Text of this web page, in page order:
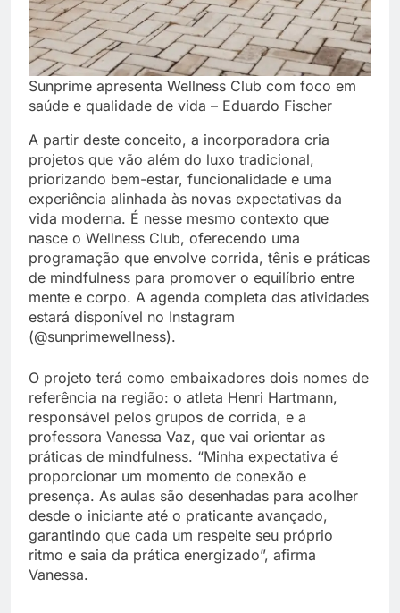
Sunprime apresenta Wellness Club com foco em
saúde e qualidade de vida – Eduardo Fischer
A partir deste conceito, a incorporadora cria
projetos que vão além do luxo tradicional,
priorizando bem-estar, funcionalidade e uma
experiência alinhada às novas expectativas da
vida moderna. É nesse mesmo contexto que
nasce o Wellness Club, oferecendo uma
programação que envolve corrida, tênis e práticas
de mindfulness para promover o equilíbrio entre
mente e corpo. A agenda completa das atividades
estará disponível no Instagram
(@sunprimewellness).
O projeto terá como embaixadores dois nomes de
referência na região: o atleta Henri Hartmann,
responsável pelos grupos de corrida, e a
professora Vanessa Vaz, que vai orientar as
práticas de mindfulness. “Minha expectativa é
proporcionar um momento de conexão e
presença. As aulas são desenhadas para acolher
desde o iniciante até o praticante avançado,
garantindo que cada um respeite seu próprio
ritmo e saia da prática energizado”, afirma
Vanessa.